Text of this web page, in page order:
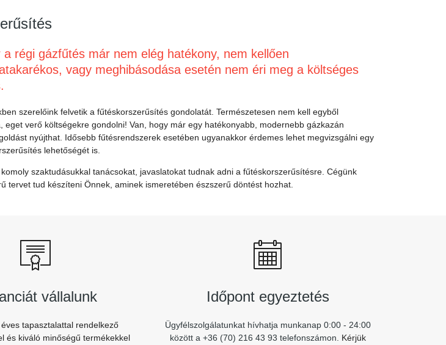
a régi gázfűtés már nem elég hatékony, nem kellően
vagy meghibásodása esetén nem éri meg a költséges
szerelőink felvetik a fűtéskorszerűsítés gondolatát. Természetesen nem kell egyből
eget verő költségekre gondolni! Van, hogy már egy hatékonyabb, modernebb gázkazán
nyújthat. Idősebb fűtésrendszerek esetében ugyanakkor érdemes lehet megvizsgálni egy
lehetőségét is.
szaktudásukkal tanácsokat, javaslatokat tudnak adni a fűtéskorszerűsítésre. Cégünk
tervet tud készíteni Önnek, aminek ismeretében észszerű döntést hozhat.
vállalunk
tapasztalattal rendelkező
és kiváló minőségű termékekkel
Időpont egyeztetés
Ügyfélszolgálatunkat hívhatja munkanap 0:00 - 24:00
között a +36 (70) 216 43 93 telefonszámon. Kérjük